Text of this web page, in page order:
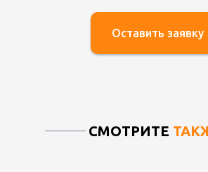
Оставить заявку
СМОТРИТЕ